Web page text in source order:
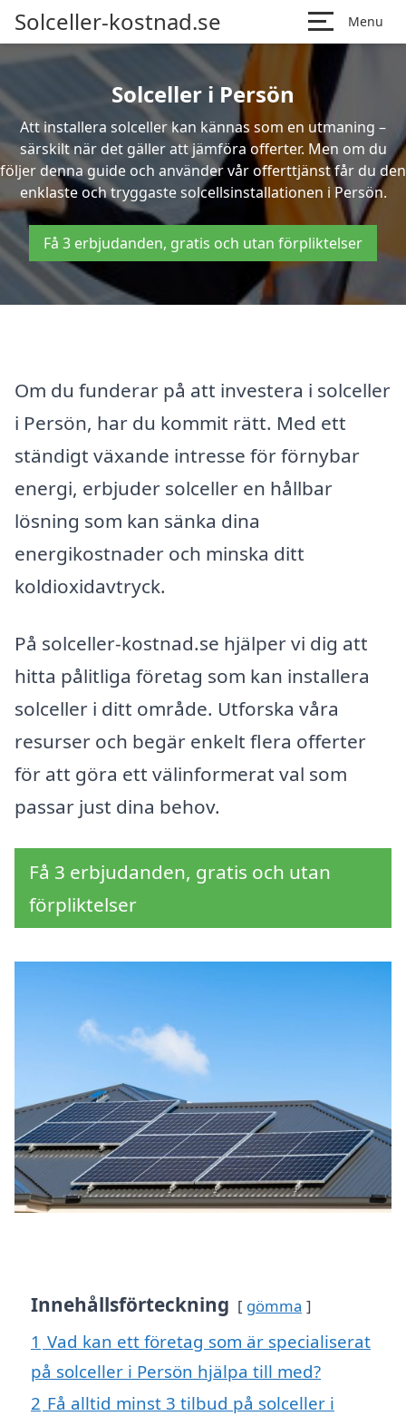
Solceller-kostnad.se Menu
Solceller i Persön
Att installera solceller kan kännas som en utmaning –
särskilt när det gäller att jämföra offerter. Men om du
följer denna guide och använder vår offerttjänst får du den
enklaste och tryggaste solcellsinstallationen i Persön.
Få 3 erbjudanden, gratis och utan förpliktelser
Om du funderar på att investera i solceller
i Persön, har du kommit rätt. Med ett
ständigt växande intresse för förnybar
energi, erbjuder solceller en hållbar
lösning som kan sänka dina
energikostnader och minska ditt
koldioxidavtryck.
På solceller-kostnad.se hjälper vi dig att
hitta pålitliga företag som kan installera
solceller i ditt område. Utforska våra
resurser och begär enkelt flera offerter
för att göra ett välinformerat val som
passar just dina behov.
Få 3 erbjudanden, gratis och utan
förpliktelser
Innehållsförteckning gömma
1 Vad kan ett företag som är specialiserat
på solceller i Persön hjälpa till med?
2 Få alltid minst 3 tilbud på solceller i